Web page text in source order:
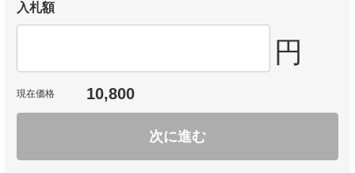
入札額
円
現在価格 10,800
次に進む